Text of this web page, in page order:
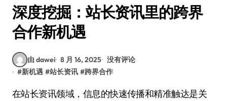
深度挖掘：站长资讯里的跨界
合作新机遇
由 dawei 8 月 16, 2025 没有评论
#新机遇 #站长资讯 #跨界合作
在站长资讯领域，信息的快速传播和精准触达是关